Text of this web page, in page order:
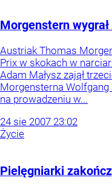
Morgenstern
Austriak Thomas
Prix w skokach w
Adam Małysz zajął
Morgensterna
na prowadzeniu w...
24 sie 2007 23:02
Życie
Pielęgniarki